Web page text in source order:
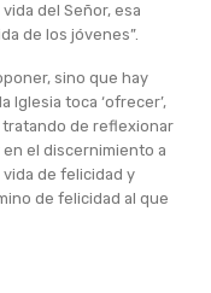
del Señor, esa
de los jóvenes”.
sino que hay
Iglesia toca ‘ofrecer’,
de reflexionar
el discernimiento a
vida de felicidad y
de felicidad al que